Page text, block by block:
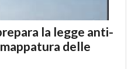
la legge anti-
delle